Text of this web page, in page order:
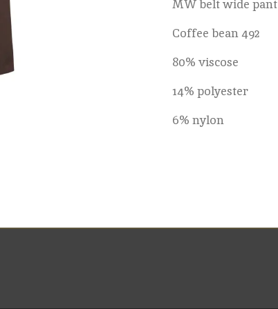
MW belt wide pant
Coffee bean 492
80% viscose
14% polyester
6% nylon